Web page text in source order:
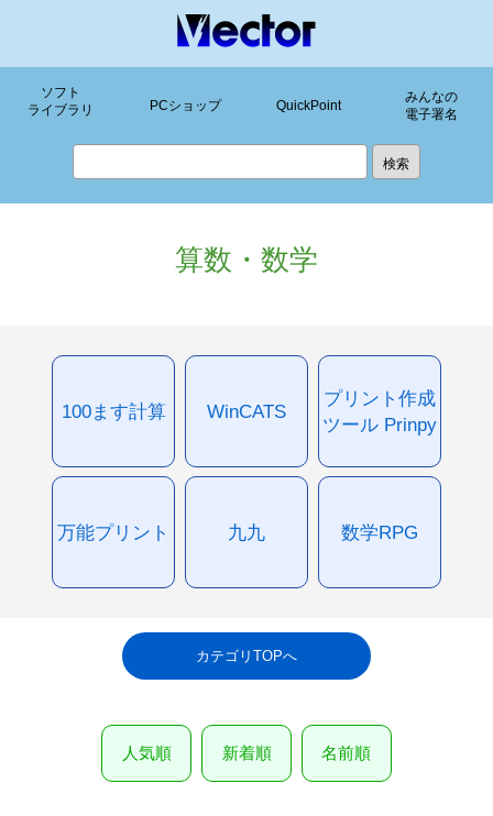
ソフト
ライブラリ
PCショップ QuickPoint
みんなの
電子署名
算数・数学
100ます計算 WinCATS
プリント作成
ツール Prinpy
万能プリント 九九 数学RPG
カテゴリTOPへ
人気順 新着順 名前順